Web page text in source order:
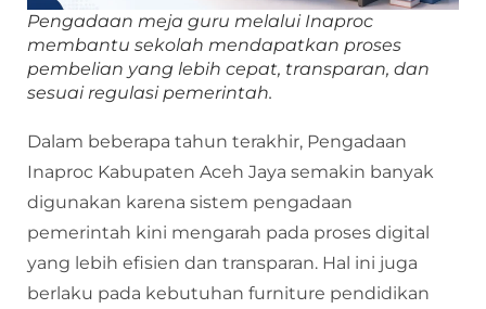
Pengadaan meja guru melalui Inaproc
membantu sekolah mendapatkan proses
pembelian yang lebih cepat, transparan, dan
sesuai regulasi pemerintah.
Dalam beberapa tahun terakhir, Pengadaan
Inaproc Kabupaten Aceh Jaya semakin banyak
digunakan karena sistem pengadaan
pemerintah kini mengarah pada proses digital
yang lebih efisien dan transparan. Hal ini juga
berlaku pada kebutuhan furniture pendidikan